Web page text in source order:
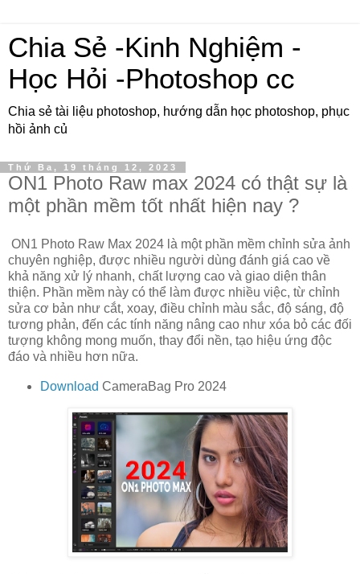
Chia Sẻ -Kinh Nghiệm -
Học Hỏi -Photoshop cc
Chia sẻ tài liệu photoshop, hướng dẫn học photoshop, phục
hồi ảnh củ
Thứ Ba, 19 tháng 12, 2023
ON1 Photo Raw max 2024 có thật sự là
một phần mềm tốt nhất hiện nay ?
ON1 Photo Raw Max 2024 là một phần mềm chỉnh sửa ảnh
chuyên nghiệp, được nhiều người dùng đánh giá cao về
khả năng xử lý nhanh, chất lượng cao và giao diện thân
thiện. Phần mềm này có thể làm được nhiều việc, từ chỉnh
sửa cơ bản như cắt, xoay, điều chỉnh màu sắc, độ sáng, độ
tương phản, đến các tính năng nâng cao như xóa bỏ các đối
tượng không mong muốn, thay đổi nền, tạo hiệu ứng độc
đáo và nhiều hơn nữa.
Download CameraBag Pro 2024